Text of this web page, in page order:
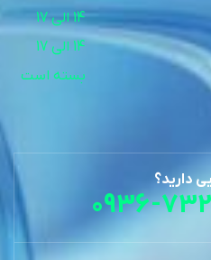
14 الی 17
14 الی 17
بسته است
دارید؟
0936-